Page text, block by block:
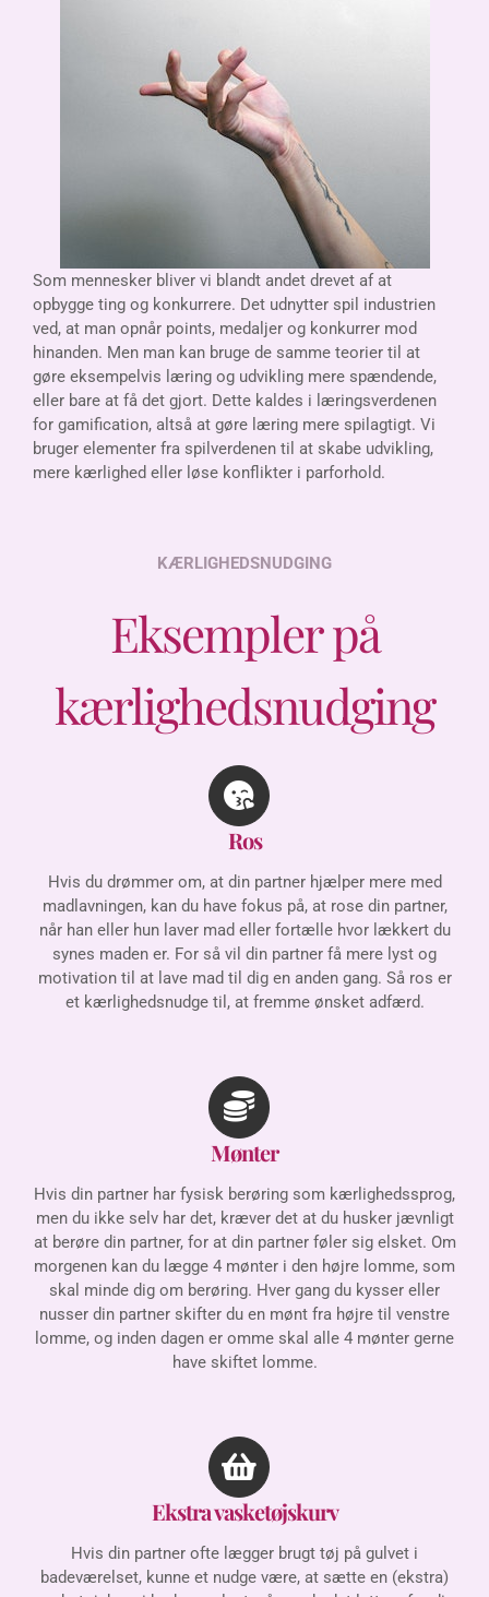
Som mennesker bliver vi blandt andet drevet af at
opbygge ting og konkurrere. Det udnytter spil industrien
ved, at man opnår points, medaljer og konkurrer mod
hinanden. Men man kan bruge de samme teorier til at
gøre eksempelvis læring og udvikling mere spændende,
eller bare at få det gjort. Dette kaldes i læringsverdenen
for gamification, altså at gøre læring mere spilagtigt. Vi
bruger elementer fra spilverdenen til at skabe udvikling,
mere kærlighed eller løse konflikter i parforhold.
KÆRLIGHEDSNUDGING
Eksempler på
kærlighedsnudging
Ros
Hvis du drømmer om, at din partner hjælper mere med
madlavningen, kan du have fokus på, at rose din partner,
når han eller hun laver mad eller fortælle hvor lækkert du
synes maden er. For så vil din partner få mere lyst og
motivation til at lave mad til dig en anden gang. Så ros er
et kærlighedsnudge til, at fremme ønsket adfærd.
Mønter
Hvis din partner har fysisk berøring som kærlighedssprog,
men du ikke selv har det, kræver det at du husker jævnligt
at berøre din partner, for at din partner føler sig elsket. Om
morgenen kan du lægge 4 mønter i den højre lomme, som
skal minde dig om berøring. Hver gang du kysser eller
nusser din partner skifter du en mønt fra højre til venstre
lomme, og inden dagen er omme skal alle 4 mønter gerne
have skiftet lomme.
Ekstra vasketøjskurv
Hvis din partner ofte lægger brugt tøj på gulvet i
badeværelset, kunne et nudge være, at sætte en (ekstra)